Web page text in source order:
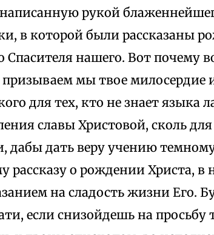
рукой
в которой были рассказаны
Спасителя нашего. Вот почему
призываем мы твое милосердие
для тех, кто не знает языка
славы Христовой, сколь
дабы дать веру учению
рассказу о рождении Христа,
на сладость жизни Его.
если снизойдешь на просьбу